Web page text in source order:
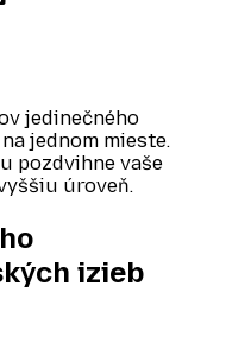
jedinečného
jednom mieste.
pozdvihne vaše
úroveň.
izieb